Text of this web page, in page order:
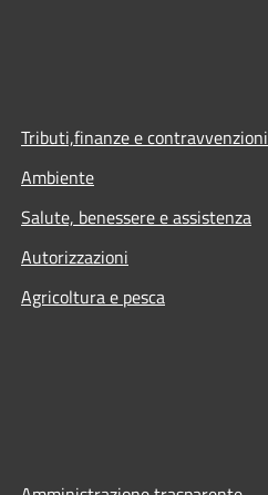
Tributi,finanze e contravvenzioni
Ambiente
Salute, benessere e assistenza
Autorizzazioni
Agricoltura e pesca